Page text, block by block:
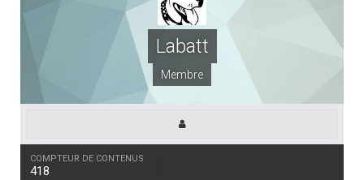
Labatt
Membre
COMPTEUR DE CONTENUS
418